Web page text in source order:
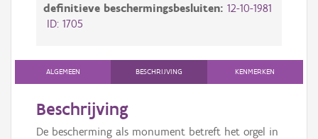
definitieve beschermingsbesluiten: 12-10-1981
ID: 1705
ALGEMEEN BESCHRIJVING KENMERKEN
Beschrijving
De bescherming als monument betreft het orgel in